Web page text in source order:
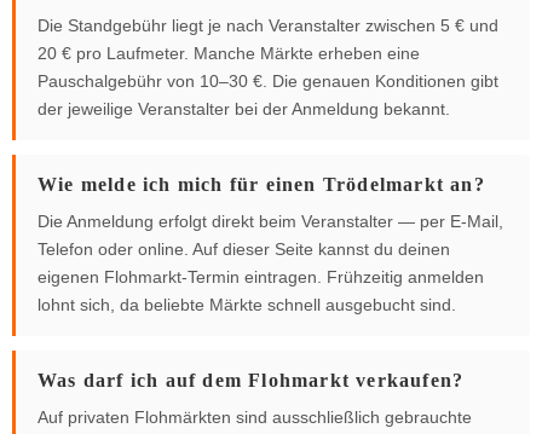
Die Standgebühr liegt je nach Veranstalter zwischen 5 € und
20 € pro Laufmeter. Manche Märkte erheben eine
Pauschalgebühr von 10–30 €. Die genauen Konditionen gibt
der jeweilige Veranstalter bei der Anmeldung bekannt.
Wie melde ich mich für einen Trödelmarkt an?
Die Anmeldung erfolgt direkt beim Veranstalter — per E-Mail,
Telefon oder online. Auf dieser Seite kannst du deinen
eigenen Flohmarkt-Termin eintragen. Frühzeitig anmelden
lohnt sich, da beliebte Märkte schnell ausgebucht sind.
Was darf ich auf dem Flohmarkt verkaufen?
Auf privaten Flohmärkten sind ausschließlich gebrauchte